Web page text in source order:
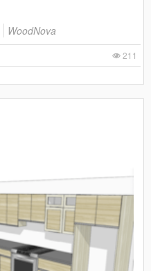
WoodNova
211